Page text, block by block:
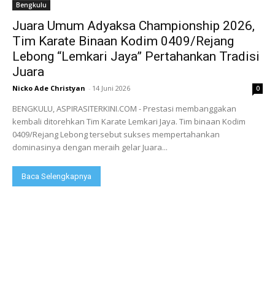
Bengkulu
Juara Umum Adyaksa Championship 2026,
Tim Karate Binaan Kodim 0409/Rejang
Lebong “Lemkari Jaya” Pertahankan Tradisi
Juara
Nicko Ade Christyan - 14 Juni 2026 0
BENGKULU, ASPIRASITERKINI.COM - Prestasi membanggakan
kembali ditorehkan Tim Karate Lemkari Jaya. Tim binaan Kodim
0409/Rejang Lebong tersebut sukses mempertahankan
dominasinya dengan meraih gelar Juara...
Baca Selengkapnya